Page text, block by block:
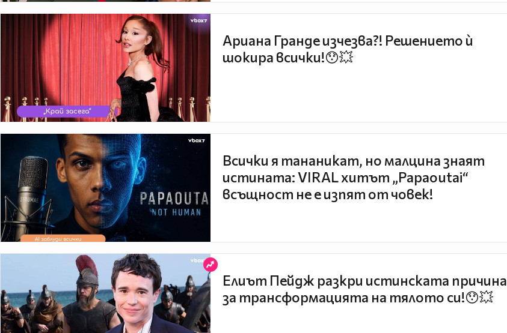
Ариана Гранде изчезва?! Решението ѝ
шокира всички!😯💥
Всички я тананикат, но малцина знаят
истината: VIRAL хитът „Papaoutai“
всъщност не е изпят от човек!
Елиът Пейдж разкри истинската причина
за трансформацията на тялото си!😯💥